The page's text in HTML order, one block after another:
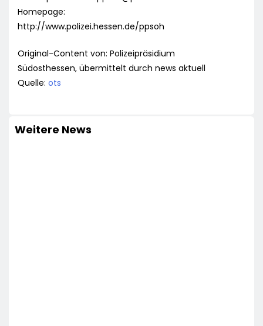
Homepage:
http://www.polizei.hessen.de/ppsoh
Original-Content von: Polizeipräsidium
Südosthessen, übermittelt durch news aktuell
Quelle: ots
Weitere News